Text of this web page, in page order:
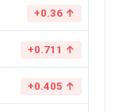
+0.36 ↑
+0.711 ↑
+0.405 ↑